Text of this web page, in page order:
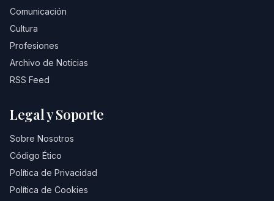
Comunicación
Cultura
Profesiones
Archivo de Noticias
RSS Feed
Legal y Soporte
Sobre Nosotros
Código Ético
Política de Privacidad
Política de Cookies